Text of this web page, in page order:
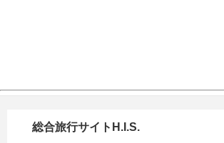
総合旅行サイトH.I.S.